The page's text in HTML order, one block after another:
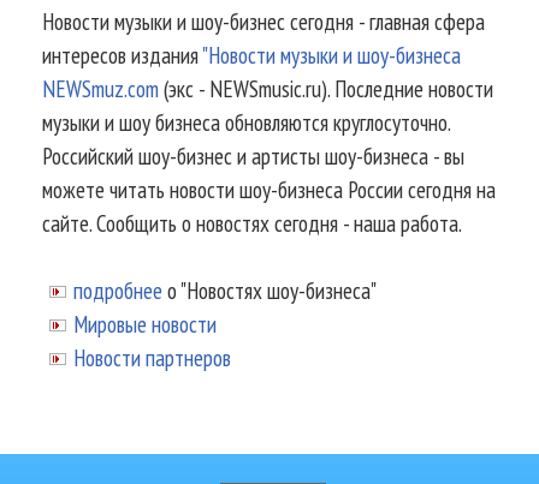
Новости музыки и шоу-бизнес сегодня - главная сфера
интересов издания"Новости музыки и шоу-бизнеса
NEWSmuz.com(экс - NEWSmusic.ru). Последние новости
музыки и шоу бизнеса обновляются круглосуточно.
Российский шоу-бизнес и артисты шоу-бизнеса - вы
можете читать новости шоу-бизнеса России сегодня на
сайте. Сообщить о новостях сегодня - наша работа.
подробнее о "Новостях шоу-бизнеса"
Мировые новости
Новости партнеров